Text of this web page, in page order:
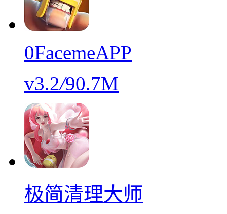
0FacemeAPP
v3.2/90.7M
极简清理大师